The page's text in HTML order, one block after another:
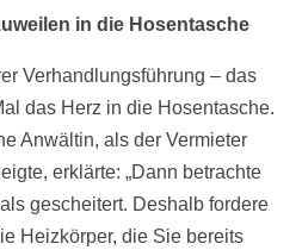
in die Hosentasche
Verhandlungsführung – das
das Herz in die Hosentasche.
Anwältin, als der Vermieter
erklärte: „Dann betrachte
gescheitert. Deshalb fordere
Heizkörper, die Sie bereits